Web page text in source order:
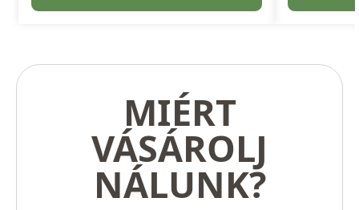
MIÉRT
VÁSÁROLJ
NÁLUNK?